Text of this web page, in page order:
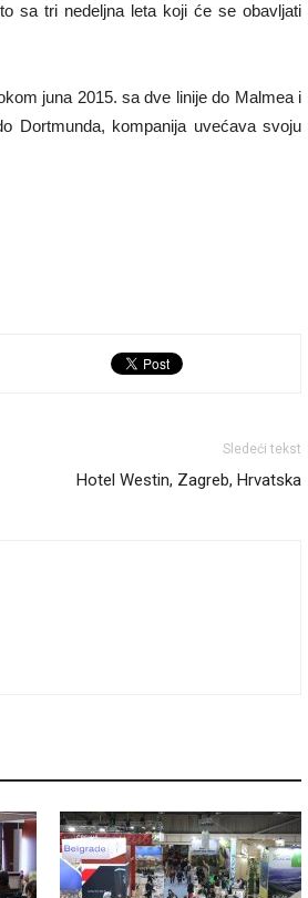
sa tri nedeljna leta koji će se obavljati
juna 2015. sa dve linije do Malmea i
Dortmunda, kompanija uvećava svoju
Sledeći tekst
Hotel Westin, Zagreb, Hrvatska